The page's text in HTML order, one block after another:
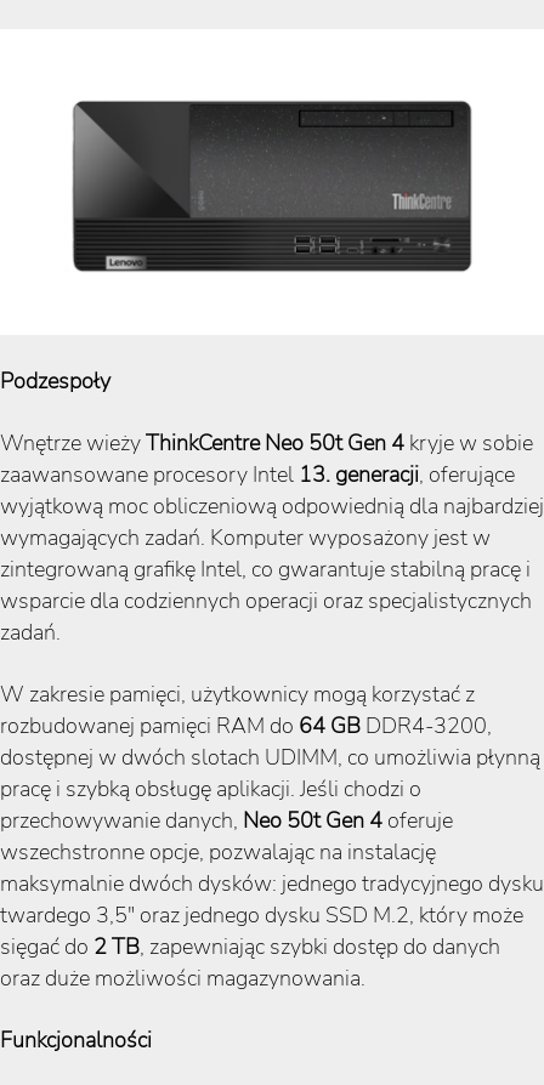
Podzespoły
Wnętrze wieżyThinkCentre Neo 50t Gen 4 kryje w sobie
zaawansowane procesory Intel 13. generacji, oferujące
wyjątkową moc obliczeniową odpowiednią dla najbardziej
wymagających zadań. Komputer wyposażony jest w
zintegrowaną grafikę Intel, co gwarantuje stabilną pracę i
wsparcie dla codziennych operacji oraz specjalistycznych
zadań.
W zakresie pamięci, użytkownicy mogą korzystać z
rozbudowanej pamięci RAM do 64 GB DDR4-3200,
dostępnej w dwóch slotach UDIMM, co umożliwia płynną
pracę i szybką obsługę aplikacji. Jeśli chodzi o
przechowywanie danych, Neo 50t Gen 4 oferuje
wszechstronne opcje, pozwalając na instalację
maksymalnie dwóch dysków: jednego tradycyjnego dysku
twardego 3,5" oraz jednego dysku SSD M.2, który może
sięgać do 2 TB, zapewniając szybki dostęp do danych
oraz duże możliwości magazynowania.
Funkcjonalności